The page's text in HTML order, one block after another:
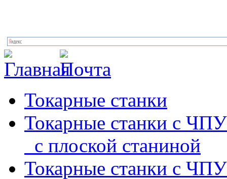
Токарные станки
Токарные станки с ЧПУ
с плоской станиной
Токарные станки с ЧПУ